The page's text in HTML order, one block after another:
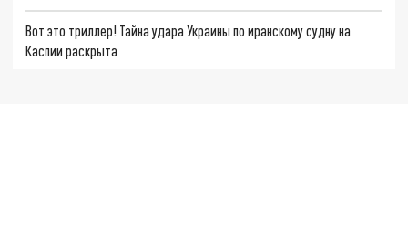
Вот это триллер! Тайна удара Украины по иранскому судну на
Каспии раскрыта